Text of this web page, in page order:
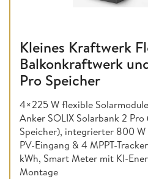
Kleines Kraftwerk
Balkonkraftwerk
Pro Speicher
4×225 W flexible
Anker SOLIX Solarbank 2 Pro
Speicher), integrierter 800
PV-Eingang & 4 MPPT-
kWh, Smart Meter mit KI-
Montage